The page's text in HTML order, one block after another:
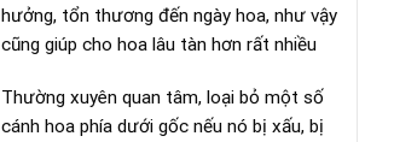
hưởng, tổn thương đến ngày hoa, như vậy
cũng giúp cho hoa lâu tàn hơn rất nhiều
Thường xuyên quan tâm, loại bỏ một số
cánh hoa phía dưới gốc nếu nó bị xấu, bị